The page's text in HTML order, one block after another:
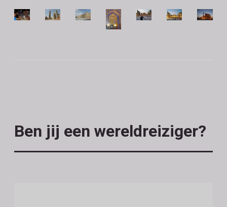
Ben jij een wereldreiziger?